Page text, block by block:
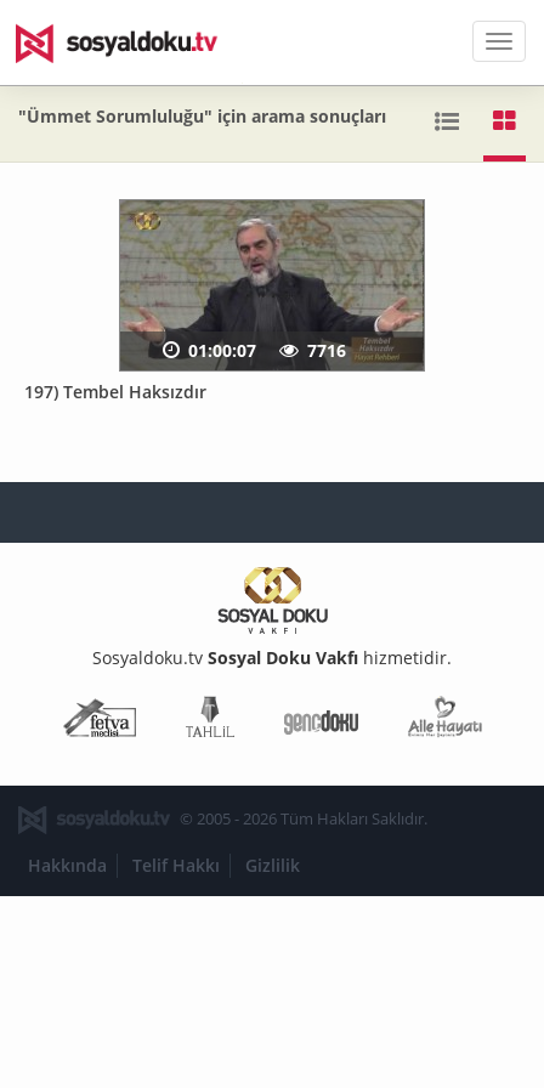
Menü
"Ümmet Sorumluluğu" için arama sonuçları
197) Tembel Haksızdır
01:00:07 7716
Sosyaldoku.tv Sosyal Doku Vakfı hizmetidir.
Fetva Meclisi
Genç Doku
© 2005 - 2026 Tüm Hakları Saklıdır.
Hakkında Telif Hakkı Gizlilik